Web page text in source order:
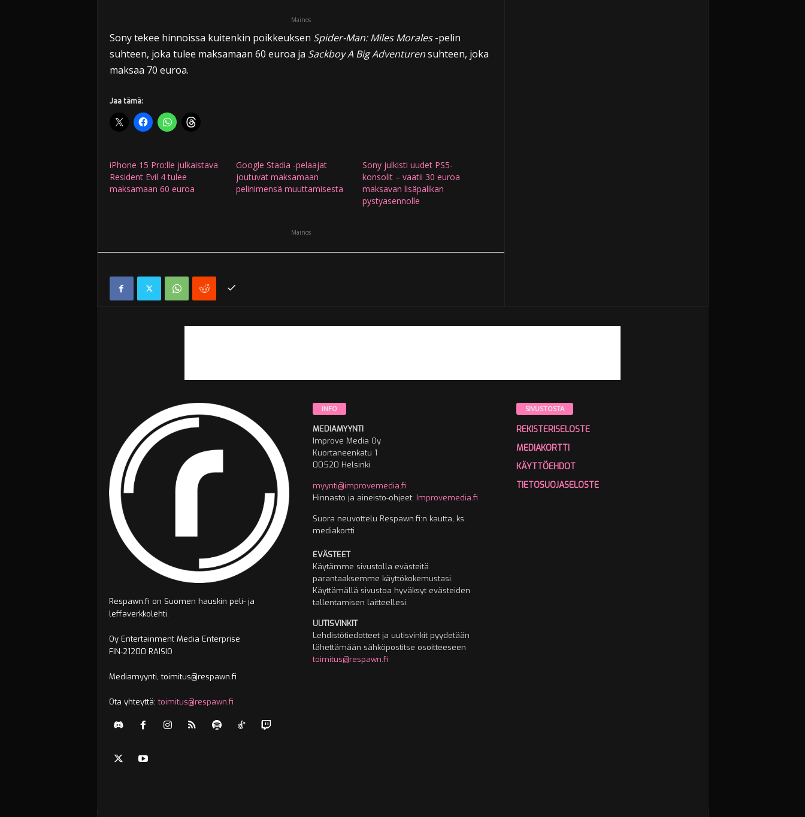
Mainos
Sony tekee hinnoissa kuitenkin poikkeuksen Spider-Man: Miles Morales-pelin
suhteen, joka tulee maksamaan 60 euroa ja Sackboy A Big Adventurensuhteen, joka
maksaa 70 euroa.
Jaa tämä:
iPhone 15 Pro:lle julkaistava
Resident Evil 4 tulee
maksamaan 60 euroa
Google Stadia -pelaajat
joutuvat maksamaan
pelinimensä muuttamisesta
Sony julkisti uudet PS5-
konsolit – vaatii 30 euroa
maksavan lisäpalikan
pystyasennolle
Mainos
Respawn.fi on Suomen hauskin peli- ja
leffaverkkolehti.
Oy Entertainment Media Enterprise
FIN-21200 RAISIO
Mediamyynti, toimitus@respawn.fi
Ota yhteyttä:toimitus@respawn.fi
INFO
MEDIAMYYNTI
Improve Media Oy
Kuortaneenkatu 1
00520 Helsinki
myynti@improvemedia.fi
Hinnasto ja aineisto-ohjeet: Improvemedia.fi
Suora neuvottelu Respawn.fi:n kautta, ks.
mediakortti
EVÄSTEET
Käytämme sivustolla evästeitä
parantaaksemme käyttökokemustasi.
Käyttämällä sivustoa hyväksyt evästeiden
tallentamisen laitteellesi.
UUTISVINKIT
Lehdistötiedotteet ja uutisvinkit pyydetään
lähettämään sähköpostitse osoitteeseen
toimitus@respawn.fi
SIVUSTOSTA
REKISTERISELOSTE
MEDIAKORTTI
KÄYTTÖEHDOT
TIETOSUOJASELOSTE